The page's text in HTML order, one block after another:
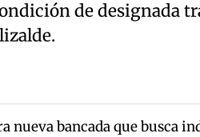
de designada
nueva bancada que busca